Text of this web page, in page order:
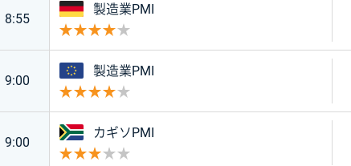
8:55
ドイツ
製造業PMI
9:00
ユーロ
製造業PMI
9:00
南アフリカ
カギソPMI